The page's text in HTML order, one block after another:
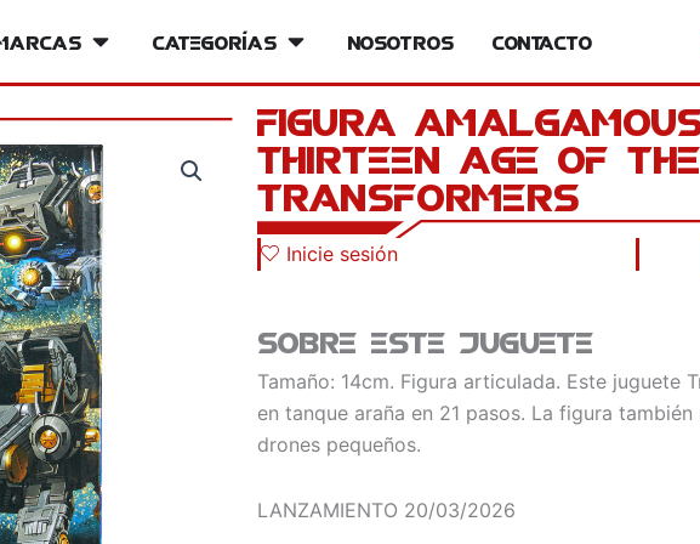
Open MarcasCategorías Open Categorías
Nosotros Contacto
Figura
Thirteen Age of
Transformers
Inicie sesión
Sobre este juguete
Tamaño: 14cm. Figura articulada. Este juguete
en tanque araña en 21 pasos. La figura
drones pequeños.
LANZAMIENTO 20/03/2026